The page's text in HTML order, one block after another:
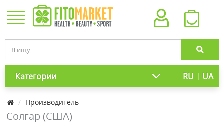
Категории RU | UA
Производитель
Солгар (США)